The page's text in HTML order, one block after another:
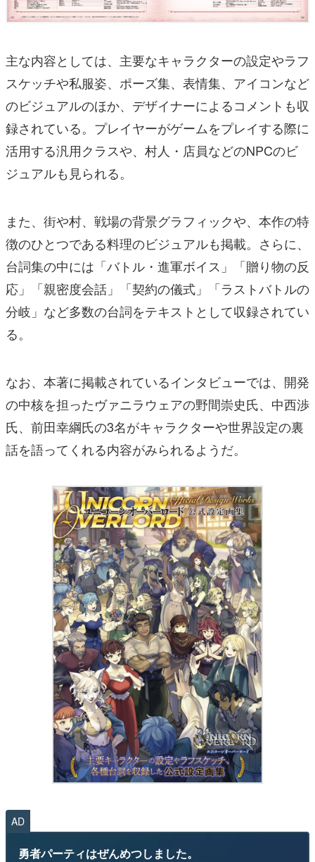
主な内容としては、主要なキャラクターの設定やラフ
スケッチや私服姿、ポーズ集、表情集、アイコンなど
のビジュアルのほか、デザイナーによるコメントも収
録されている。プレイヤーがゲームをプレイする際に
活用する汎用クラスや、村人・店員などのNPCのビ
ジュアルも見られる。
また、街や村、戦場の背景グラフィックや、本作の特
徴のひとつである料理のビジュアルも掲載。さらに、
台詞集の中には「バトル・進軍ボイス」「贈り物の反
応」「親密度会話」「契約の儀式」「ラストバトルの
分岐」など多数の台詞をテキストとして収録されてい
る。
なお、本著に掲載されているインタビューでは、開発
の中核を担ったヴァニラウェアの野間崇史氏、中西渉
氏、前田幸綱氏の3名がキャラクターや世界設定の裏
話を語ってくれる内容がみられるようだ。
AD
勇者パーティはぜんめつしました。